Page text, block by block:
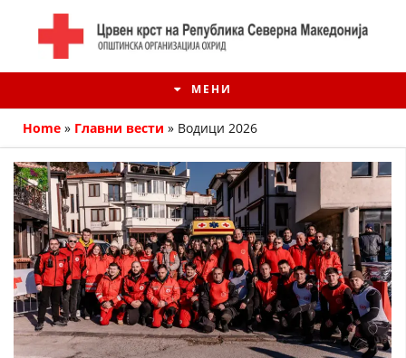
МЕНИ
ИСТОРИЈАТ НА ЦКРМ
Home » Главни вести » Водици 2026